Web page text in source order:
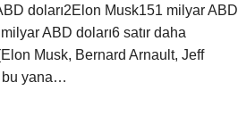
doları2Elon Musk151 milyar ABD
ABD doları6 satır daha
Musk, Bernard Arnault, Jeff
bu yana…